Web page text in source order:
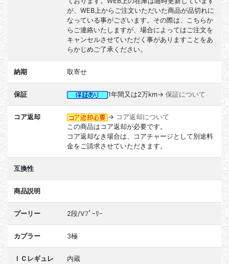
が、WEB上からご注文いただいた商品が品切れに
なっている事がございます。その際は、こちらか
らご連絡いたしますが、場合によってはご注文を
キャンセルさせていただく事がありますことをあ
らかじめご了承ください。
納期 取寄せ
保証 1年間又は2万km→ 保証について
コア返却 → コア返却について
この商品はコア返却が必要です。
コア返却なき場合は、コアチャージとして別途料
金をご請求させていただきます。
互換性
商品説明
プーリー 2段/Vﾌﾟｰﾘｰ
カプラー 3極
ＩＣレギュレ
内蔵